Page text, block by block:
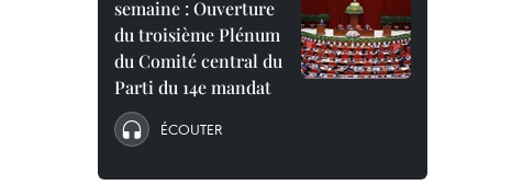
semaine : Ouverture
du troisième Plénum
du Comité central du
Parti du 14e mandat
ÉCOUTER